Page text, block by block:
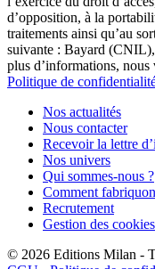
d’opposition, à la
traitements ainsi qu’au
suivante : Bayard
plus d’informations,
Politique de
Nos actualités
Nous contacter
Recevoir la lettre
Nos univers
Qui sommes-nous ?
Comment
Recrutement
Gestion des cookies
© 2026 Editions Milan -